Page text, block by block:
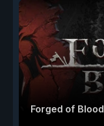
Forged of Blood